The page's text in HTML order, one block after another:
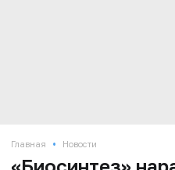
Главная • Новости